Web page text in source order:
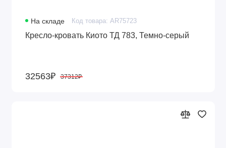
На складе Код товара: AR75723
Кресло-кровать Киото ТД 783, Темно-серый
32563₽ 37312₽